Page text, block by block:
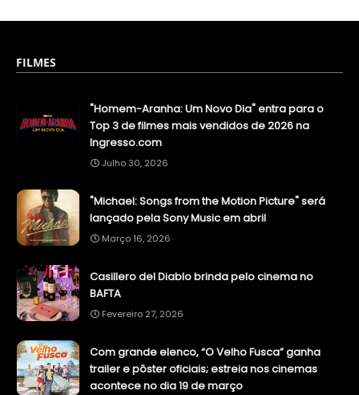
FILMES
"Homem-Aranha: Um Novo Dia" entra para o
Top 3 de filmes mais vendidos de 2026 na
Ingresso.com
Julho 30, 2026
"Michael: Songs from the Motion Picture" será
lançado pela Sony Music em abril
Março 16, 2026
Casillero del Diablo brinda pelo cinema no
BAFTA
Fevereiro 27, 2026
Com grande elenco, “O Velho Fusca” ganha
trailer e pôster oficiais; estreia nos cinemas
acontece no dia 19 de março